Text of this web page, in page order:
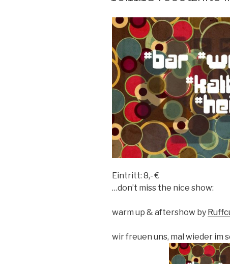
Eintritt: 8,- €
…don’t miss the nice show:
warm up & aftershow by
wir freuen uns, mal wieder im